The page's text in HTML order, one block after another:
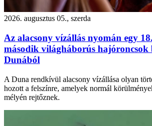
2026. augusztus 05., szerda
Az alacsony vízállás nyomán egy
második világháborús
Dunából
A Duna rendkívül alacsony vízállása olyan
hozott a felszínre, amelyek normál
mélyén rejtőznek.